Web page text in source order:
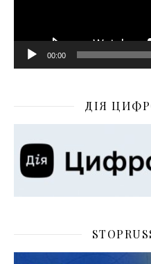
00:00
ДІЯ